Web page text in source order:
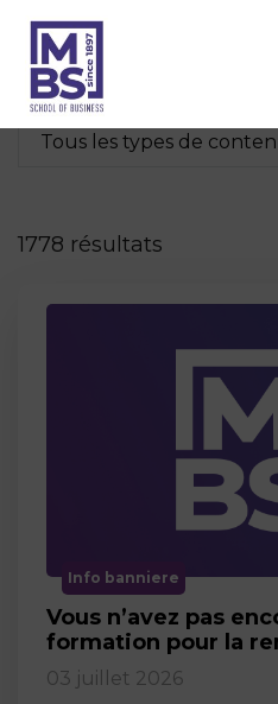
Tous les types de
1778 résultats
Info banniere
Vous n’avez pas
formation pour la
03 juillet 2026